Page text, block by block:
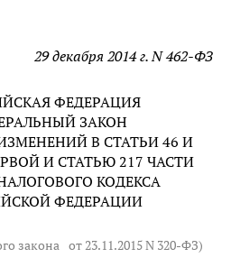
29 декабря 2014 г. N 462-ФЗ
ФЕДЕРАЦИЯ
ЗАКОН
В СТАТЬИ 46 И
И СТАТЬЮ 217 ЧАСТИ
КОДЕКСА
ФЕДЕРАЦИИ
закона от 23.11.2015 N 320-ФЗ)